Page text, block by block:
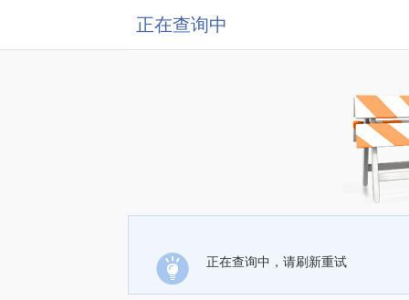
正在查询中
正在查询中，请刷新重试